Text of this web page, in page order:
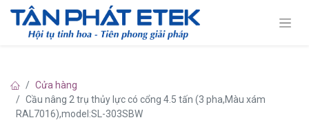
Cửa hàng
Cầu nâng 2 trụ thủy lực có cổng 4.5 tấn (3 pha,Màu xám
RAL7016),model:SL-303SBW